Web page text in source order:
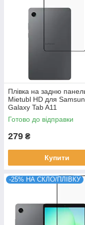
Плівка на задню
Mietubl HD для
Galaxy Tab A11
Готово до відправки
279 ₴
Купити
-25% НА СКЛО/ПЛІВКУ